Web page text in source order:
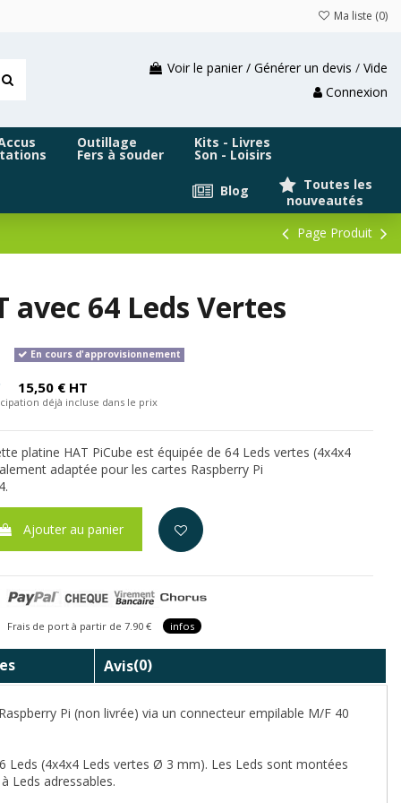
Ma liste (0)
Voir le panier / Générer un devis / Vide
Connexion
Outillage
Fers à souder
Kits - Livres
Son - Loisirs
Toutes les
nouveautés
Blog
Page Produit
avec 64 Leds Vertes
En cours d'approvisionnement
15,50 € HT
déjà incluse dans le prix
platine HAT PiCube est équipée de 64 Leds vertes (4x4x4
adaptée pour les cartes Raspberry Pi
Ajouter au panier
de port à partir de 7.90 € infos
Avis(0)
Pi (non livrée) via un connecteur empilable M/F 40
Leds (4x4x4 Leds vertes Ø 3 mm). Les Leds sont montées
Leds adressables.